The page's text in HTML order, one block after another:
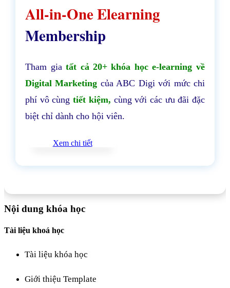
All-in-One Elearning
Membership
Tham giatất cả 20+ khóa học e-learning về
Digital Marketing của ABC Digi với mức chi
phí vô cùngtiết kiệm, cùng với các ưu đãi đặc
biệt chỉ dành cho hội viên.
Xem chi tiết
Nội dung khóa học
Tài liệu khoá học
Tài liệu khóa học
Giới thiệu Template